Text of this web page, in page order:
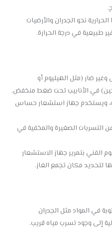
نحو الجدران والأرضيات
طبيعية في درجة الحرارة.
ضار (مثل الهيليوم أو
في الأنابيب تحت ضغط منخفض.
ويستخدم جهاز استشعار حساس
الصغيرة والمخفية في
الفني بتمرير جهاز الاستشعار
لتحديد مكان تجمع الغاز.
في المواد مثل الجدران
إلى وجود تسرب مياه قريب.